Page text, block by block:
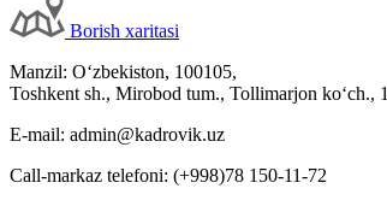
Borish хaritasi
Manzil: Oʻzbekiston, 100105,
Toshkent sh., Mirobod tum., Tollimarjon koʻch.,
E-mail: admin@kadrovik.uz
Call-markaz telefoni: (+998)78 150-11-72